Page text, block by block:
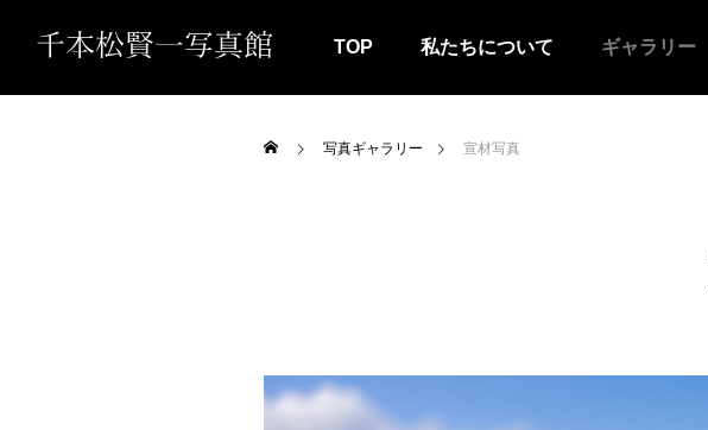
TOP 私たちについて ギャラリー
写真ギャラリー 宣材写真